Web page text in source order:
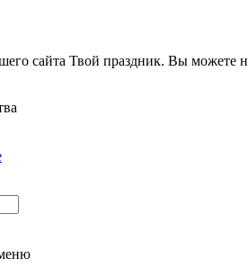
сайта Твой праздник. Вы можете